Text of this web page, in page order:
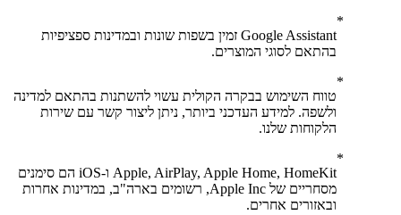
Google Assistant זמין בשפות שונות ובמדינות ספציפיות
בהתאם לסוגי המוצרים.
טווח השימוש בבקרה הקולית עשוי להשתנות בהתאם למדינה
ולשפה. למידע העדכני ביותר, ניתן ליצור קשר עם שירות
הלקוחות שלנו.
Apple, AirPlay, Apple Home, HomeKit ו-iOS הם סימנים
מסחריים של Apple Inc, רשומים בארה"ב, במדינות אחרות
ובאזורים אחרים.